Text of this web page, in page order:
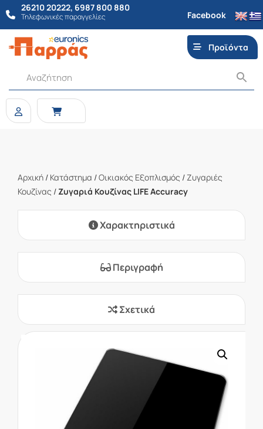
26210 20222, 6987 800 880
Τηλεφωνικές παραγγελίες Facebook
Προϊόντα
Αρχική / Κατάστημα /Οικιακός Εξοπλισμός / Ζυγαριές
Κουζίνας /Ζυγαριά Κουζίνας LIFE Accuracy
Χαρακτηριστικά
Περιγραφή
Σχετικά